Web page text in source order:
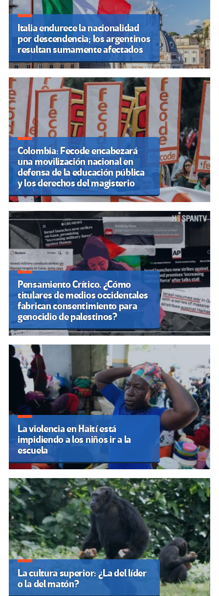
Italia endurece la nacionalidad
por descendencia; los argentinos
resultan sumamente afectados
Colombia: Fecode encabezará
una movilización nacional en
defensa de la educación pública
y los derechos del magisterio
Pensamiento Crítico. ¿Cómo
titulares de medios occidentales
fabrican consentimiento para
genocidio de palestinos?
La violencia en Haití está
impidiendo a los niños ir a la
escuela
La cultura superior: ¿La del líder
o la del matón?